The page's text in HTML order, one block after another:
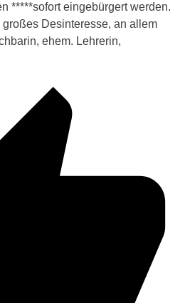
*****sofort eingebürgert werden.
Desinteresse, an allem
ehem. Lehrerin,